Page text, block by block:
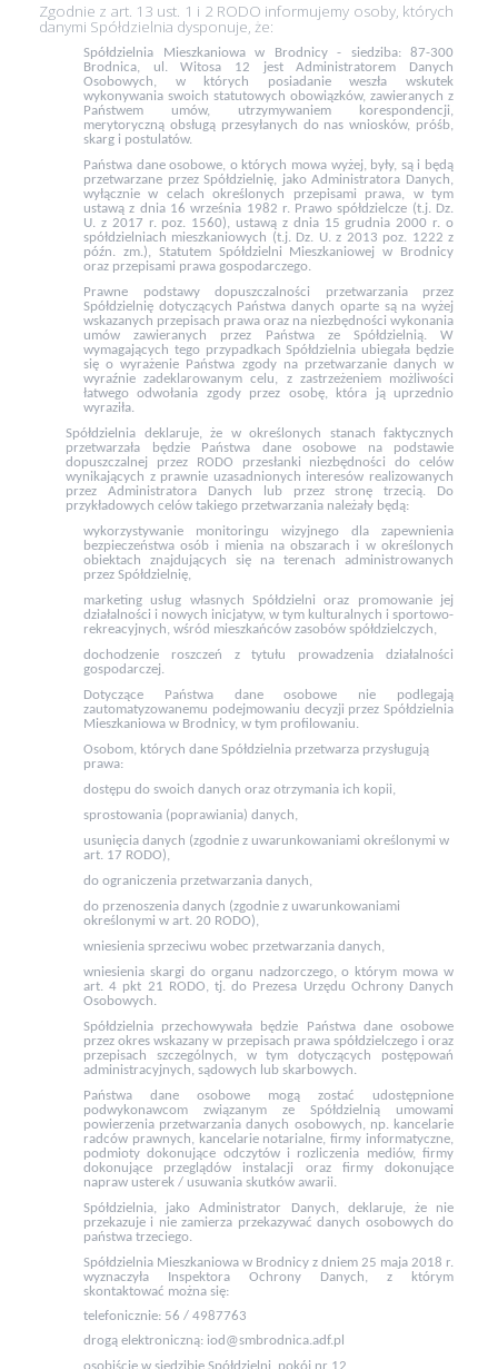
Zgodnie z art. 13 ust. 1 i 2 RODO informujemy osoby, których
danymi Spółdzielnia dysponuje, że:
Spółdzielnia Mieszkaniowa w Brodnicy - siedziba: 87-300
Brodnica, ul. Witosa 12 jest Administratorem Danych
Osobowych, w których posiadanie weszła wskutek
wykonywania swoich statutowych obowiązków, zawieranych z
Państwem umów, utrzymywaniem korespondencji,
merytoryczną obsługą przesyłanych do nas wniosków, próśb,
skarg i postulatów.
Państwa dane osobowe, o których mowa wyżej, były, są i będą
przetwarzane przez Spółdzielnię, jako Administratora Danych,
wyłącznie w celach określonych przepisami prawa, w tym
ustawą z dnia 16 września 1982 r. Prawo spółdzielcze (t.j. Dz.
U. z 2017 r. poz. 1560), ustawą z dnia 15 grudnia 2000 r. o
spółdzielniach mieszkaniowych (t.j. Dz. U. z 2013 poz. 1222 z
późn. zm.), Statutem Spółdzielni Mieszkaniowej w Brodnicy
oraz przepisami prawa gospodarczego.
Prawne podstawy dopuszczalności przetwarzania przez
Spółdzielnię dotyczących Państwa danych oparte są na wyżej
wskazanych przepisach prawa oraz na niezbędności wykonania
umów zawieranych przez Państwa ze Spółdzielnią. W
wymagających tego przypadkach Spółdzielnia ubiegała będzie
się o wyrażenie Państwa zgody na przetwarzanie danych w
wyraźnie zadeklarowanym celu, z zastrzeżeniem możliwości
łatwego odwołania zgody przez osobę, która ją uprzednio
wyraziła.
Spółdzielnia deklaruje, że w określonych stanach faktycznych
przetwarzała będzie Państwa dane osobowe na podstawie
dopuszczalnej przez RODO przesłanki niezbędności do celów
wynikających z prawnie uzasadnionych interesów realizowanych
przez Administratora Danych lub przez stronę trzecią. Do
przykładowych celów takiego przetwarzania należały będą:
wykorzystywanie monitoringu wizyjnego dla zapewnienia
bezpieczeństwa osób i mienia na obszarach i w określonych
obiektach znajdujących się na terenach administrowanych
przez Spółdzielnię,
marketing usług własnych Spółdzielni oraz promowanie jej
działalności i nowych inicjatyw, w tym kulturalnych i sportowo-
rekreacyjnych, wśród mieszkańców zasobów spółdzielczych,
dochodzenie roszczeń z tytułu prowadzenia działalności
gospodarczej.
Dotyczące Państwa dane osobowe nie podlegają
zautomatyzowanemu podejmowaniu decyzji przez Spółdzielnia
Mieszkaniowa w Brodnicy, w tym profilowaniu.
Osobom, których dane Spółdzielnia przetwarza przysługują
prawa:
dostępu do swoich danych oraz otrzymania ich kopii,
sprostowania (poprawiania) danych,
usunięcia danych (zgodnie z uwarunkowaniami określonymi w
art. 17 RODO),
do ograniczenia przetwarzania danych,
do przenoszenia danych (zgodnie z uwarunkowaniami
określonymi w art. 20 RODO),
wniesienia sprzeciwu wobec przetwarzania danych,
wniesienia skargi do organu nadzorczego, o którym mowa w
art. 4 pkt 21 RODO, tj. do Prezesa Urzędu Ochrony Danych
Osobowych.
Spółdzielnia przechowywała będzie Państwa dane osobowe
przez okres wskazany w przepisach prawa spółdzielczego i oraz
przepisach szczególnych, w tym dotyczących postępowań
administracyjnych, sądowych lub skarbowych.
Państwa dane osobowe mogą zostać udostępnione
podwykonawcom związanym ze Spółdzielnią umowami
powierzenia przetwarzania danych osobowych, np. kancelarie
radców prawnych, kancelarie notarialne, firmy informatyczne,
podmioty dokonujące odczytów i rozliczenia mediów, firmy
dokonujące przeglądów instalacji oraz firmy dokonujące
napraw usterek / usuwania skutków awarii.
Spółdzielnia, jako Administrator Danych, deklaruje, że nie
przekazuje i nie zamierza przekazywać danych osobowych do
państwa trzeciego.
Spółdzielnia Mieszkaniowa w Brodnicy z dniem 25 maja 2018 r.
wyznaczyła Inspektora Ochrony Danych, z którym
skontaktować można się:
telefonicznie: 56 / 4987763
drogą elektroniczną: iod@smbrodnica.adf.pl